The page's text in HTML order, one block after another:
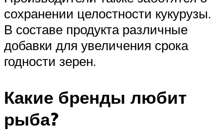
сохранении целостности кукурузы.
В составе продукта различные
добавки для увеличения срока
годности зерен.
Какие бренды любит
рыба?